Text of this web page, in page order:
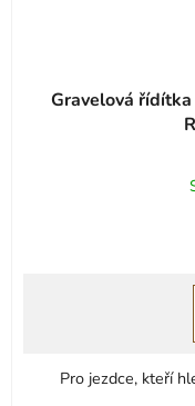
Gravelová
Pro jezdce, kteří